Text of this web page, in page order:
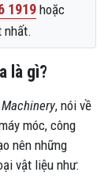
1919hoặc
nhất.
là gì?
, nói về
móc, công
nên những
vật liệu như: